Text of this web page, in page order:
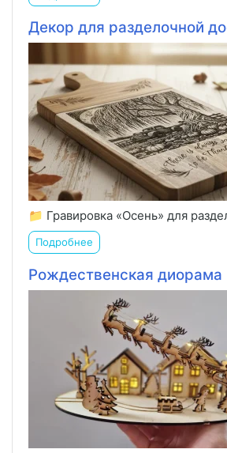
Декор для разделочной
📁 Гравировка «Осень» для
Подробнее
Рождественская диорама